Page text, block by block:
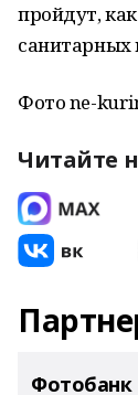
пройдут,
санитарных
Фото ne-
Читайте
Фотобанк